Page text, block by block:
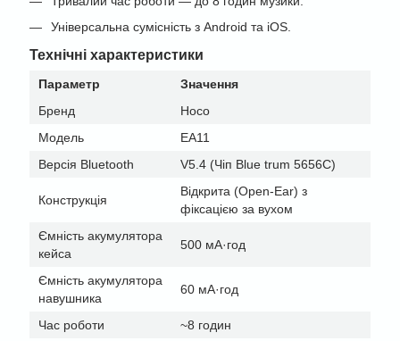
Універсальна сумісність з Android та iOS.
Технічні характеристики
Параметр
Значення
Бренд
Hoco
Модель
EA11
Версія Bluetooth
V5.4 (Чіп Blue trum 5656C)
Конструкція
Відкрита (Open-Ear) з
фіксацією за вухом
Ємність акумулятора
кейса
500 мА·год
Ємність акумулятора
навушника
60 мА·год
Час роботи
~8 годин